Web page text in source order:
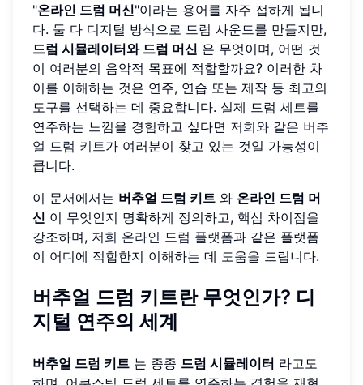
"온라인 드럼 머신"이라는 용어를 자주 접하게 됩니
다. 둘 다 디지털 방식으로 드럼 사운드를 만들지만,
드럼 시뮬레이터와 드럼 머신 은 무엇이며, 어떤 것
이 여러분의 음악적 목표에 적합할까요? 이러한 차
이를 이해하는 것은 연주, 연습 또는 제작 등 최고의
도구를 선택하는 데 중요합니다. 실제 드럼 세트를
연주하는 느낌을 경험하고 싶다면 저희와 같은 버추
얼 드럼 키트가 여러분이 찾고 있는 것일 가능성이
큽니다.
이 문서에서는 버추얼 드럼 키트 와 온라인 드럼 머
신 이 무엇인지 명확하게 정의하고, 핵심 차이점을
강조하며, 저희 온라인 드럼 플랫폼과 같은 플랫폼
이 어디에 적합한지 이해하는 데 도움을 드립니다.
버추얼 드럼 키트란 무엇인가? 디
지털 연주의 세계
버추얼 드럼 키트 는 종종 드럼 시뮬레이터 라고도